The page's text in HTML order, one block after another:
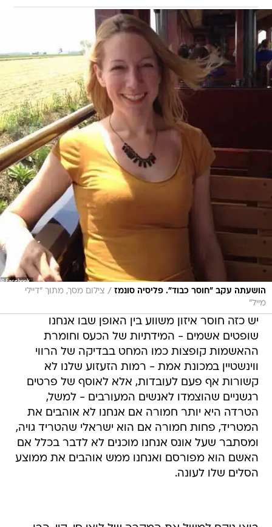
הושעתה עקב "חוסר כבוד". פליסיה סונמז / צילום מסך, מתוך "דיילי
מייל"
יש כזה חוסר איזון משווע בין האופן שבו אנחנו
שופטים אשמים - המידתיות של הכעס וחומרת
ההאשמות קופצות כמו המחט בבדיקה של הרווי
ווינשטיין במכונת אמת - רמות הזעזוע שלנו לא
קשורות אף פעם לעובדות, אלא לאוסף של פרטים
רגשניים שהוצמדו לאנשים המעורבים - למשל,
הטרדה היא יותר חמורה אם אנחנו לא אוהבים את
המטריד, פחות חמורה אם הוא ישראלי שהטריד גויה,
ומסתבר שעל אונס אנחנו מוכנים לא לדבר בכלל אם
האשם הוא מפורסם ואנחנו ממש אוהבים את ממוצע
הסלים שלו לעונה.